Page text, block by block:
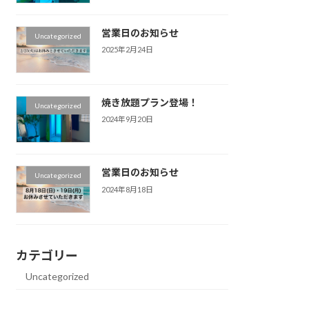
Uncategorized 営業日のお知らせ
2025年2月24日
Uncategorized 焼き放題プラン登場！
2024年9月20日
Uncategorized 営業日のお知らせ
2024年8月18日
カテゴリー
Uncategorized